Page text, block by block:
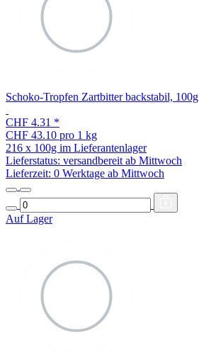
Schoko-Tropfen Zartbitter backstabil, 100g
CHF 4.31 *
CHF 43.10 pro 1 kg
216 x 100g im Lieferantenlager
Lieferstatus: versandbereit ab Mittwoch
Lieferzeit: 0 Werktage ab Mittwoch
Auf Lager